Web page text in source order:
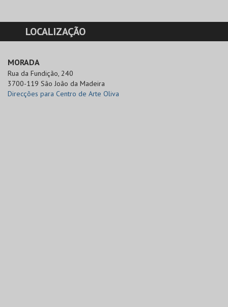
LOCALIZAÇÃO
MORADA
Rua da Fundição, 240
3700-119 São João da Madeira
Direcções para Centro de Arte Oliva